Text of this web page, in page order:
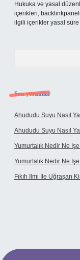
Hukuka ve yasal
içerikleri,
ilgili içerikler yasal süre
Son yorumlar
Ahududu Suyu Nasıl
Ahududu Suyu Nasıl
Yumurtalık Nedir Ne
Yumurtalık Nedir Ne
Fıkıh Ilmi Ile Uğraşan